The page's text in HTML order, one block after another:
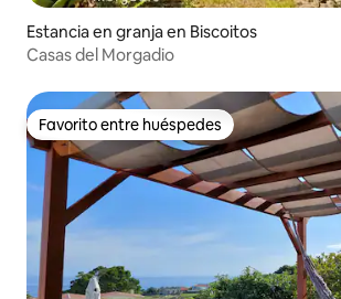
Estancia en granja en Biscoitos
Casas del Morgadio
Favorito entre huéspedes
Favorito entre huéspedes